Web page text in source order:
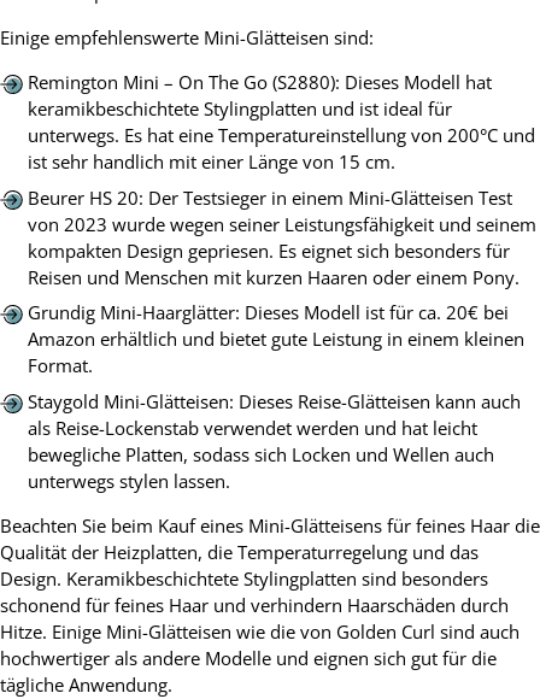
Einige empfehlenswerte Mini-Glätteisen sind:
Remington Mini – On The Go (S2880): Dieses Modell hat
keramikbeschichtete Stylingplatten und ist ideal für
unterwegs. Es hat eine Temperatureinstellung von 200°C und
ist sehr handlich mit einer Länge von 15 cm.
Beurer HS 20: Der Testsieger in einem Mini-Glätteisen Test
von 2023 wurde wegen seiner Leistungsfähigkeit und seinem
kompakten Design gepriesen. Es eignet sich besonders für
Reisen und Menschen mit kurzen Haaren oder einem Pony.
Grundig Mini-Haarglätter: Dieses Modell ist für ca. 20€ bei
Amazon erhältlich und bietet gute Leistung in einem kleinen
Format.
Staygold Mini-Glätteisen: Dieses Reise-Glätteisen kann auch
als Reise-Lockenstab verwendet werden und hat leicht
bewegliche Platten, sodass sich Locken und Wellen auch
unterwegs stylen lassen.
Beachten Sie beim Kauf eines Mini-Glätteisens für feines Haar die
Qualität der Heizplatten, die Temperaturregelung und das
Design. Keramikbeschichtete Stylingplatten sind besonders
schonend für feines Haar und verhindern Haarschäden durch
Hitze. Einige Mini-Glätteisen wie die von Golden Curl sind auch
hochwertiger als andere Modelle und eignen sich gut für die
tägliche Anwendung.